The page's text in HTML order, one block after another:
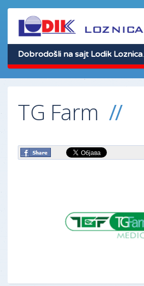
Dobrodošli na sajt Lodik Loznica.
TG Farm